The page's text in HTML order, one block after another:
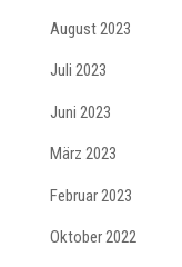
August 2023
Juli 2023
Juni 2023
März 2023
Februar 2023
Oktober 2022